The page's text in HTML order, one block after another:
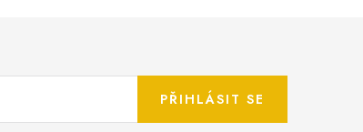
PŘIHLÁSIT SE